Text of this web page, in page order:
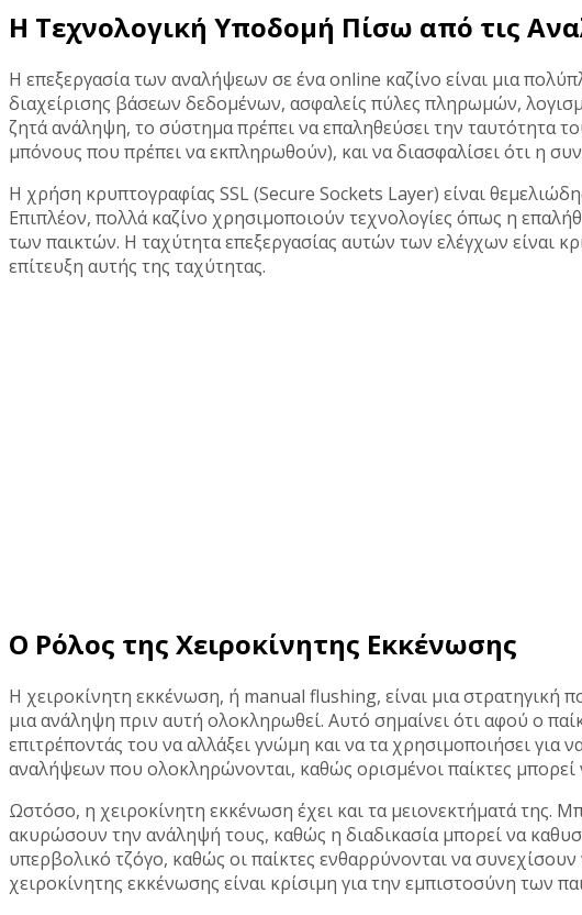
Η Τεχνολογική Υποδομή Πίσω από τις
Η επεξεργασία των αναλήψεων σε ένα online καζίνο είναι μια
διαχείρισης βάσεων δεδομένων, ασφαλείς πύλες πληρωμών,
ζητά ανάληψη, το σύστημα πρέπει να επαληθεύσει την ταυτότητα
μπόνους που πρέπει να εκπληρωθούν), και να διασφαλίσει ότι η
Η χρήση κρυπτογραφίας SSL (Secure Sockets Layer) είναι
Επιπλέον, πολλά καζίνο χρησιμοποιούν τεχνολογίες όπως η
των παικτών. Η ταχύτητα επεξεργασίας αυτών των ελέγχων είναι
επίτευξη αυτής της ταχύτητας.
Ο Ρόλος της Χειροκίνητης Εκκένωσης
Η χειροκίνητη εκκένωση, ή manual flushing, είναι μια στρατηγική
μια ανάληψη πριν αυτή ολοκληρωθεί. Αυτό σημαίνει ότι αφού ο
επιτρέποντάς του να αλλάξει γνώμη και να τα χρησιμοποιήσει για
αναλήψεων που ολοκληρώνονται, καθώς ορισμένοι παίκτες
Ωστόσο, η χειροκίνητη εκκένωση έχει και τα μειονεκτήματά της.
ακυρώσουν την ανάληψή τους, καθώς η διαδικασία μπορεί να
υπερβολικό τζόγο, καθώς οι παίκτες ενθαρρύνονται να
χειροκίνητης εκκένωσης είναι κρίσιμη για την εμπιστοσύνη των